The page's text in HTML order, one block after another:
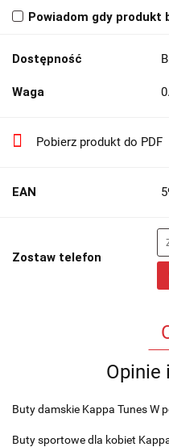
Powiadom gdy produkt
Dostępność
Waga
Pobierz produkt do PDF
EAN
Zostaw telefon
Opinie
Buty damskie Kappa Tunes W
Buty sportowe dla kobiet